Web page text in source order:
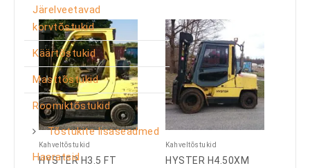
Järelveetavad
korvtõstukid
Käärtõstukid
Masttõstukid
Roomiktõstukid
Tõstukite lisaseadmed
Haaratsid
Kahveltõstukid
HYSTER H3.5 FT
Kahveltõstukid
HYSTER H4.50XM